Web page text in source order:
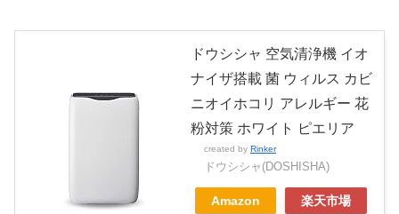
ドウシシャ 空気清浄機 イオ
ナイザ搭載 菌 ウィルス カビ
ニオイホコリ アレルギー 花
粉対策 ホワイト ピエリア
created by Rinker
ドウシシャ(DOSHISHA)
Amazon 楽天市場